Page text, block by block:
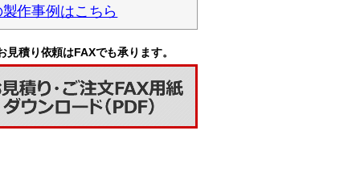
作事例はこちら
積り依頼はFAXでも承ります。